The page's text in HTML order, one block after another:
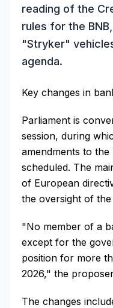
reading of the
rules for the
"Stryker"
agenda.
Key changes in
Parliament is
session, during
amendments to the
scheduled. The
of European
the oversight of
"No member of a
except for the
position for more
2026," the
The changes